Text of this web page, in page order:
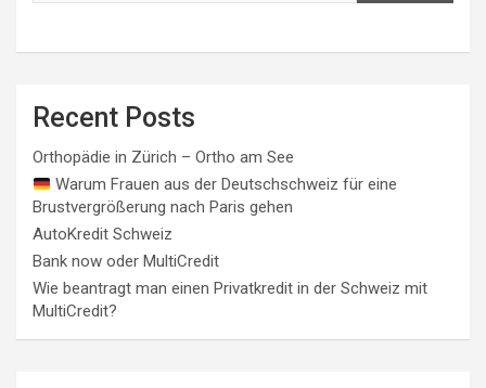
Recent Posts
Orthopädie in Zürich – Ortho am See
Warum Frauen aus der Deutschschweiz für eine
Brustvergrößerung nach Paris gehen
AutoKredit Schweiz
Bank now oder MultiCredit
Wie beantragt man einen Privatkredit in der Schweiz mit
MultiCredit?